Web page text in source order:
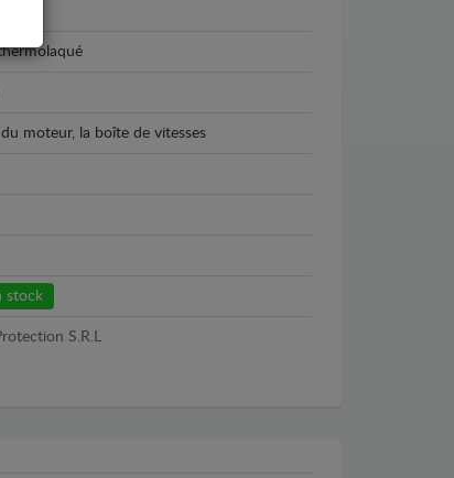
du moteur, la boîte de vitesses
stock
S.R.L